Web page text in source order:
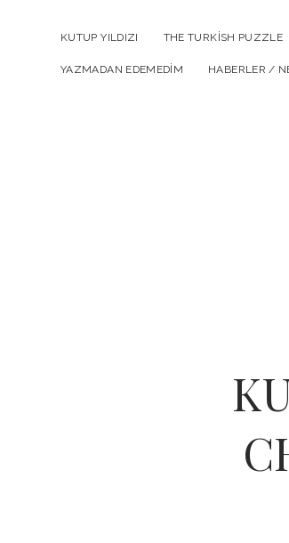
KUTUP YILDIZI THE TURKISH PUZZLE
YAZMADAN EDEMEDIM HABERLER /